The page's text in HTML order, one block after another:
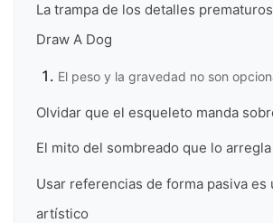
La trampa de los detalles
Draw A Dog
El peso y la gravedad no son
Olvidar que el esqueleto manda
El mito del sombreado que lo
Usar referencias de forma pasiva es
artístico